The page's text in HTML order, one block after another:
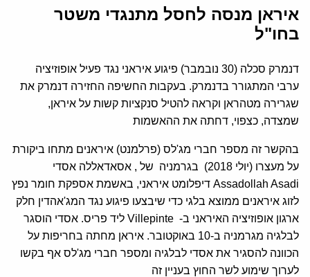
איראן מנסה לחסל מתנגדי משטר
בחו"ל
דנמרק סכלה (30 נובמבר) פיגוע איראני נגד פעיל אופוזיציה
ערבי המתגורר בדנמרק. בעקבות החשיפה החזירה דנמרק את
שגרירה מטהראן וקראה להטיל סנקציות קשות על איראן,
שמצדה, כצפוי, דחתה את ההאשמות
בהקשר זה מספר חברי מג'לס (פרלמנט) איראנים מתחו ביקורת
על מעצרו (יולי 2018) בגרמניה של , אסאדאללה אסדי
Assadollah Asadi דיפלומט איראני, באשמת אספקת חומר נפץ
לזוג איראנים ממוצא בלגי כדי שיבצעו פיגוע נגד המג'אהדין חלק
ארגון אופוזיציה האיראני ב- Villepinte ליד פריס. אסדי הוסגר
לבלגיה מגרמניה ב-10 באוקטובר. איראן מחתה בחריפות על
הכוונה להסגיר את אסדי לבלגיה ומספר חברי מג'לס אף בקשו
לערוך שימוע לשר החוץ בעניין זה